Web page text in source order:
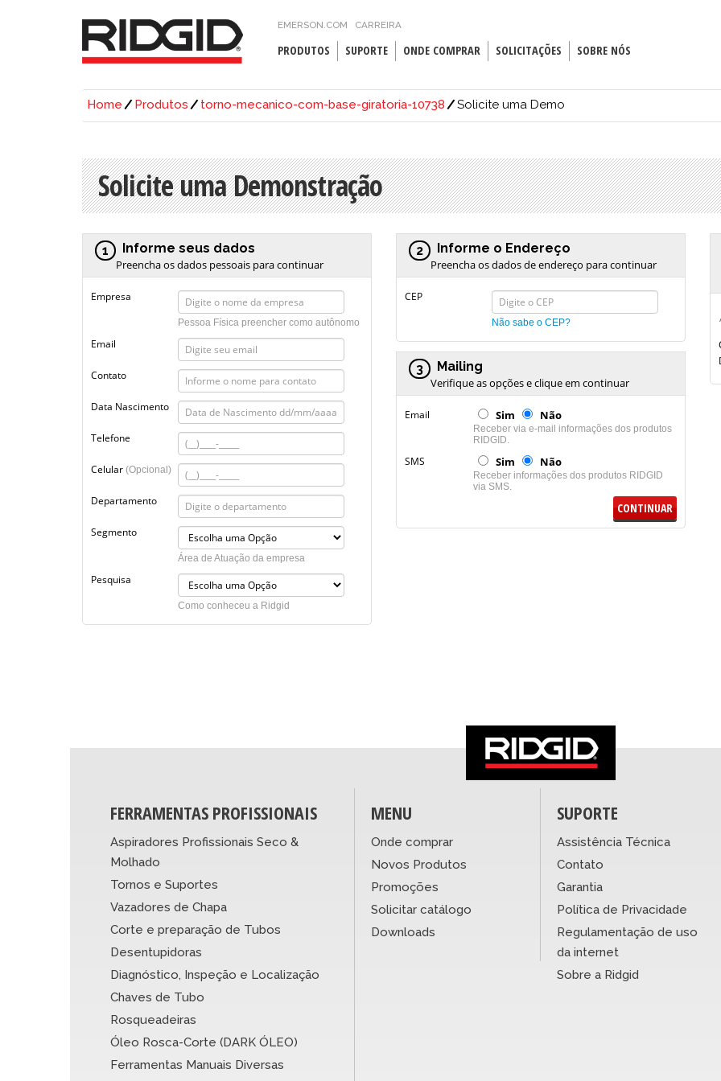
EMERSON.COM CARREIRA
PRODUTOS SUPORTE ONDE COMPRAR SOLICITAÇÕES SOBRE NÓS
Home Produtos torno-mecanico-com-base-giratoria-10738 Solicite uma Demo
Solicite uma Demonstração
1 Informe seus dados
Preencha os dados pessoais para continuar
Empresa
Pessoa Física preencher como autônomo
Email
Contato
Data Nascimento
Telefone
Celular (Opcional)
Departamento
Segmento
Área de Atuação da empresa
Pesquisa
Como conheceu a Ridgid
2 Informe o Endereço
Preencha os dados de endereço para continuar
CEP
Não sabe o CEP?
3 Mailing
Verifique as opções e clique em continuar
Email Sim Não
Receber via e-mail informações dos produtos
RIDGID.
SMS Sim Não
Receber informações dos produtos RIDGID
via SMS.
CONTINUAR
FERRAMENTAS PROFISSIONAIS
Aspiradores Profissionais Seco &
Molhado
Tornos e Suportes
Vazadores de Chapa
Corte e preparação de Tubos
Desentupidoras
Diagnóstico, Inspeção e Localização
Chaves de Tubo
Rosqueadeiras
Óleo Rosca-Corte (DARK ÓLEO)
Ferramentas Manuais Diversas
MENU
Onde comprar
Novos Produtos
Promoções
Solicitar catálogo
Downloads
SUPORTE
Assistência Técnica
Contato
Garantia
Política de Privacidade
Regulamentação de uso
da internet
Sobre a Ridgid